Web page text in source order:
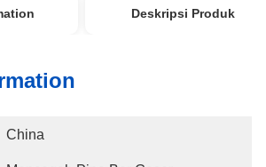
Deskripsi Produk
China